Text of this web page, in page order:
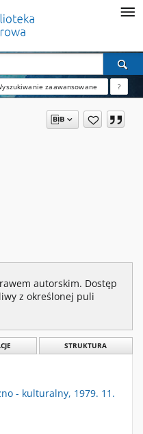
zaawansowane ?
autorskim. Dostęp
z określonej puli
STRUKTURA
- kulturalny, 1979. 11.